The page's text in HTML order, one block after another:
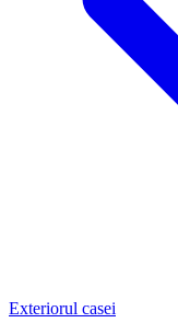
Exteriorul casei